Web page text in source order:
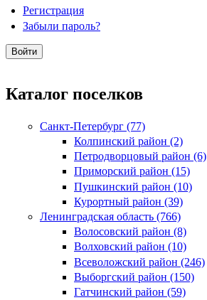
Регистрация
Забыли пароль?
Каталог поселков
Санкт-Петербург (77)
Колпинский район (2)
Петродворцовый район (6)
Приморский район (15)
Пушкинский район (10)
Курортный район (39)
Ленинградская область (766)
Волосовский район (8)
Волховский район (10)
Всеволожский район (246)
Выборгский район (150)
Гатчинский район (59)